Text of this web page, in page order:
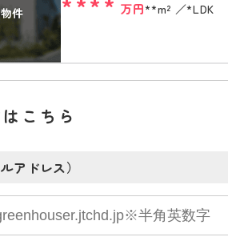
件 万円**m² *LDK
こちら
アドレス）